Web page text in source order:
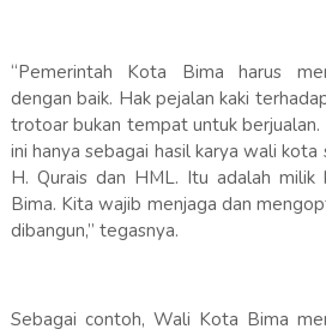
“Pemerintah Kota Bima harus
dengan baik. Hak pejalan kaki
trotoar bukan tempat untuk berjualan.
ini hanya sebagai hasil karya wali
H. Qurais dan HML. Itu adalah
Bima. Kita wajib menjaga dan
dibangun,” tegasnya.
Sebagai contoh, Wali Kota Bima